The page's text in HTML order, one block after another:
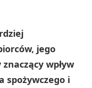
jego
wpływ
spożywczego i